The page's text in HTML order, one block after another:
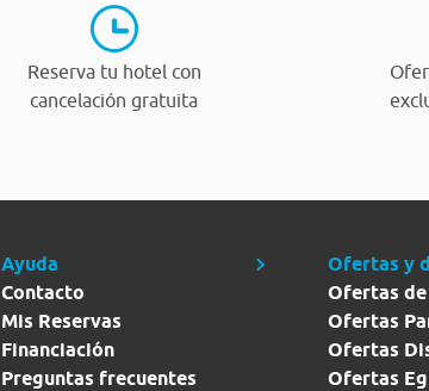
Reserva tu hotel con
cancelación gratuita
Ayuda
Contacto
Mis Reservas
Financiación
Preguntas frecuentes
Ofertas y
Ofertas
Ofertas
Ofertas
Ofertas